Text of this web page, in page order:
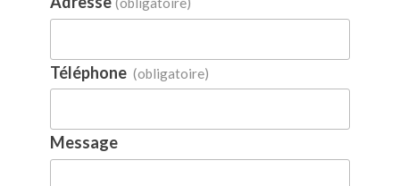
Téléphone (obligatoire)
Message